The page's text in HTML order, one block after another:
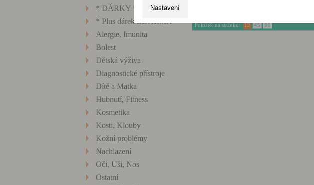
* DÁRKY *
* Plus dárek ZDARMA
Alergie, Imunita
Bolest
Dětská výživa
Diagnostické přístroje
Dítě a Matka
Hubnutí, Fitness
Kosmetika
Kosti, Klouby
Kožní problémy
Nachlazení
Oči, Uši, Nos
Ostatní
Položek na stránku:12 45 90
Nastavení